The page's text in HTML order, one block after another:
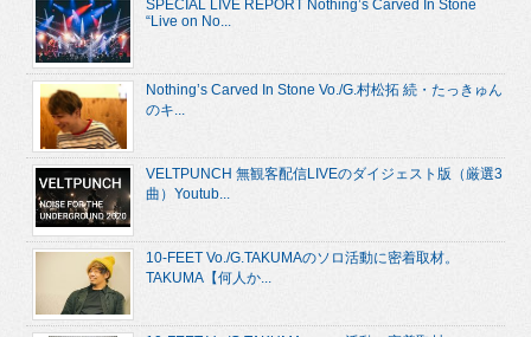
SPECIAL LIVE REPORT Nothing’s Carved In Stone
“Live on No...
Nothing’s Carved In Stone Vo./G.村松拓 続・たっきゅん
のキ...
VELTPUNCH 無観客配信LIVEのダイジェスト版（厳選3
曲）Youtub...
10-FEET Vo./G.TAKUMAのソロ活動に密着取材。
TAKUMA【何人か...